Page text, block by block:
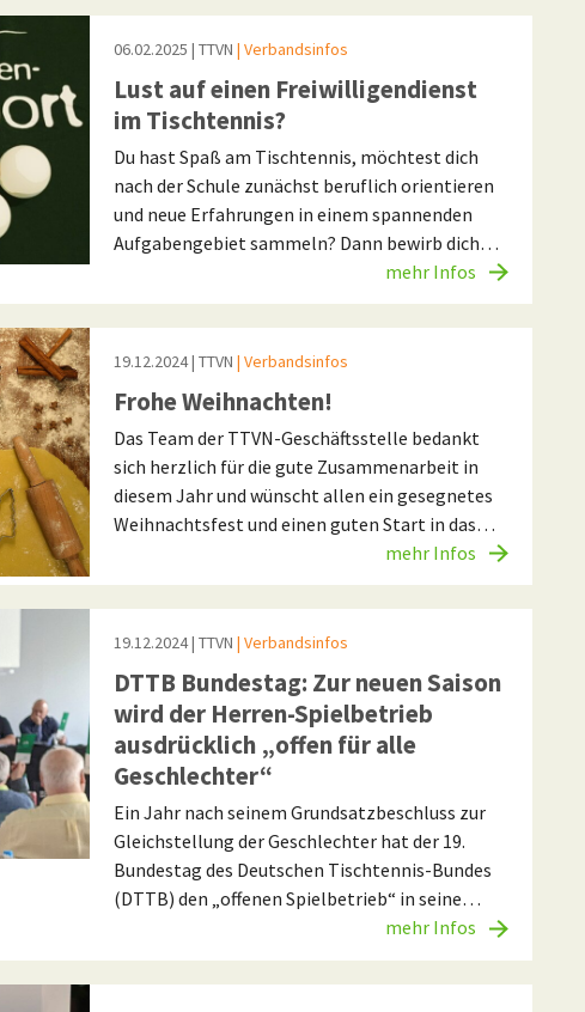
06.02.2025 | TTVN | Verbandsinfos
Lust auf einen Freiwilligendienst
im Tischtennis?
Du hast Spaß am Tischtennis, möchtest dich
nach der Schule zunächst beruflich orientieren
und neue Erfahrungen in einem spannenden
Aufgabengebiet sammeln? Dann bewirb dich…
mehr Infos
19.12.2024| TTVN | Verbandsinfos
Frohe Weihnachten!
Das Team der TTVN-Geschäftsstelle bedankt
sich herzlich für die gute Zusammenarbeit in
diesem Jahr und wünscht allen ein gesegnetes
Weihnachtsfest und einen guten Start in das…
mehr Infos
19.12.2024| TTVN | Verbandsinfos
DTTB Bundestag: Zur neuen Saison
wird der Herren-Spielbetrieb
ausdrücklich „offen für alle
Geschlechter“
Ein Jahr nach seinem Grundsatzbeschluss zur
Gleichstellung der Geschlechter hat der 19.
Bundestag des Deutschen Tischtennis-Bundes
(DTTB) den „offenen Spielbetrieb“ in seine…
mehr Infos